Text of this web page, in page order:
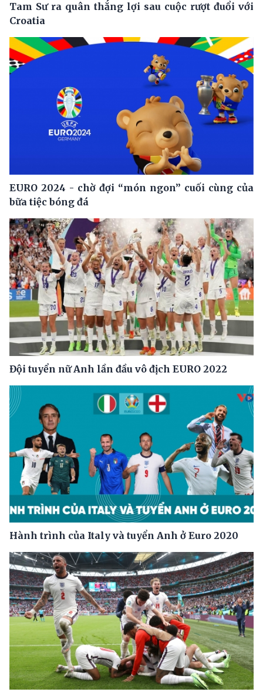
Tam Sư ra quân thắng lợi sau cuộc rượt đuổi với
Croatia
EURO 2024 - chờ đợi “món ngon” cuối cùng của
bữa tiệc bóng đá
Đội tuyển nữ Anh lần đầu vô địch EURO 2022
Hành trình của Italy và tuyển Anh ở Euro 2020